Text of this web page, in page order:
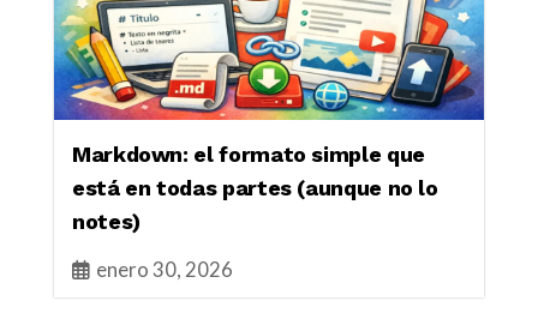
Markdown: el formato simple que
está en todas partes (aunque no lo
notes)
enero 30, 2026